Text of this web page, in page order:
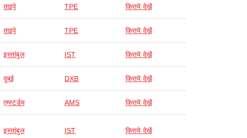
ताइपे TPE किराये देखें
ताइपे TPE किराये देखें
इस्तांबुल IST किराये देखें
दुबई DXB किराये देखें
एम्स्टर्डम AMS किराये देखें
इस्तांबुल IST किराये देखें